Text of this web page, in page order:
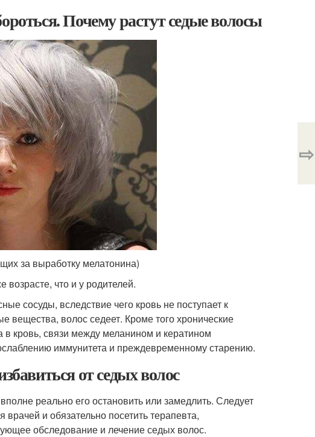
Почему растут седые волосы
за выработку мелатонина)
возрасте, что и у родителей.
сосуды, вследствие чего кровь не поступает к
вещества, волос седеет. Кроме того хронические
кровь, связи между меланином и кератином
иммунитета и преждевременному старению.
от седых волос
реально его остановить или замедлить. Следует
и обязательно посетить терапевта,
обследование и лечение седых волос.
⇨